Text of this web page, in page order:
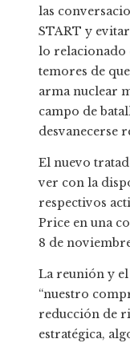
las
START y
lo relacionado
temores de
arma nuclear
campo de
desvanecerse
El nuevo
ver con la
respectivos
Price en una
8 de
La reunión y
“nuestro
reducción de
estratégica,